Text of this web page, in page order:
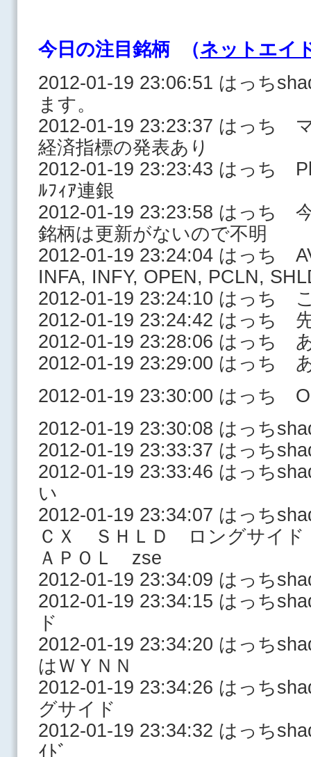
今日の注目銘柄 （ネットエイ
2012-01-19 23:06:51 はっち
ます。
2012-01-19 23:23:37 はっち
経済指標の発表あり
2012-01-19 23:23:43 はっち
ﾙﾌｨｱ連銀
2012-01-19 23:23:58 はっち
銘柄は更新がないので不明
2012-01-19 23:24:04 はっち
INFA, INFY, OPEN, PCLN,
2012-01-19 23:24:10 はっち
2012-01-19 23:24:42 はっち
2012-01-19 23:28:06 はっち
2012-01-19 23:29:00 はっち
2012-01-19 23:30:00 はっち
2012-01-19 23:30:08 はっち
2012-01-19 23:33:37 はっち
2012-01-19 23:33:46 はっち
い
2012-01-19 23:34:07 はっち
ＣＸ ＳＨＬＤ ロングサイ
ＡＰＯＬ zse
2012-01-19 23:34:09 はっち
2012-01-19 23:34:15 はっち
ド
2012-01-19 23:34:20 はっち
はＷＹＮＮ
2012-01-19 23:34:26 はっち
グサイド
2012-01-19 23:34:32 はっち
ｲﾄﾞ